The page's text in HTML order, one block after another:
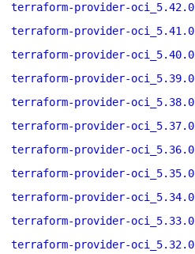
terraform-provider-oci_5.42.0
terraform-provider-oci_5.41.0
terraform-provider-oci_5.40.0
terraform-provider-oci_5.39.0
terraform-provider-oci_5.38.0
terraform-provider-oci_5.37.0
terraform-provider-oci_5.36.0
terraform-provider-oci_5.35.0
terraform-provider-oci_5.34.0
terraform-provider-oci_5.33.0
terraform-provider-oci_5.32.0